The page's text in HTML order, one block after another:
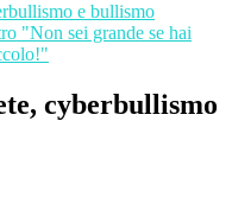
e bullismo
"Non sei grande se hai
cyberbullismo